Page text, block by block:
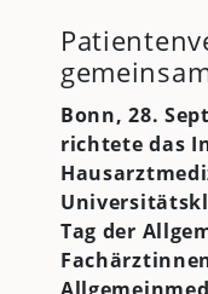
Bonn, 28.
richtete das
Tag der